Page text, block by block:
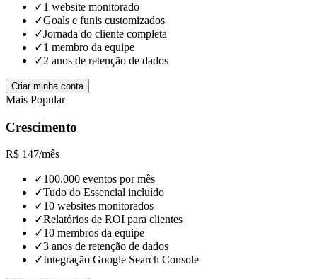
✓1 website monitorado
✓Goals e funis customizados
✓Jornada do cliente completa
✓1 membro da equipe
✓2 anos de retenção de dados
Criar minha conta
Mais Popular
Crescimento
R$ 147/mês
✓100.000 eventos por mês
✓Tudo do Essencial incluído
✓10 websites monitorados
✓Relatórios de ROI para clientes
✓10 membros da equipe
✓3 anos de retenção de dados
✓Integração Google Search Console